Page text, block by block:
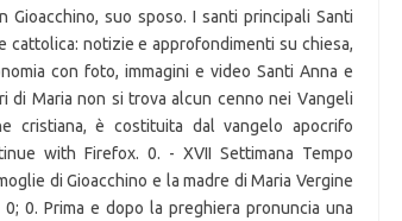
suo sposo. I santi principali Santi
cattolica: notizie e approfondimenti su chiesa,
con foto, immagini e video Santi Anna e
di Maria non si trova alcun cenno nei Vangeli
cristiana, è costituita dal vangelo apocrifo
with Firefox. 0. - XVII Settimana Tempo
di Gioacchino e la madre di Maria Vergine
0. Prima e dopo la preghiera pronuncia una